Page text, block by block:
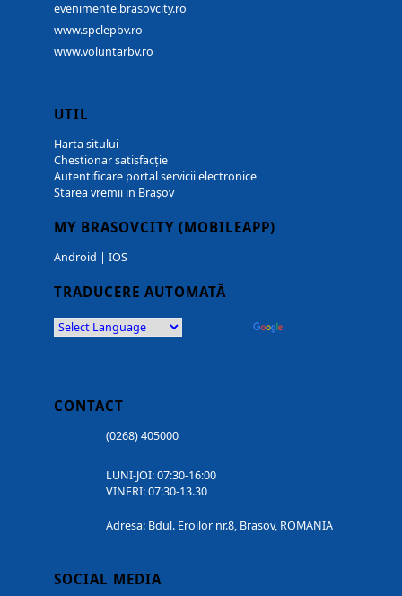
evenimente.brasovcity.ro
www.spclepbv.ro
www.voluntarbv.ro
UTIL
Harta sitului
Chestionar satisfacție
Autentificare portal servicii electronice
Starea vremii in Brașov
MY BRASOVCITY (MOBILEAPP)
Android | IOS
TRADUCERE AUTOMATĂ
CONTACT
(0268) 405000
LUNI-JOI: 07:30-16:00
VINERI: 07:30-13.30
Adresa: Bdul. Eroilor nr.8, Brasov, ROMANIA
SOCIAL MEDIA